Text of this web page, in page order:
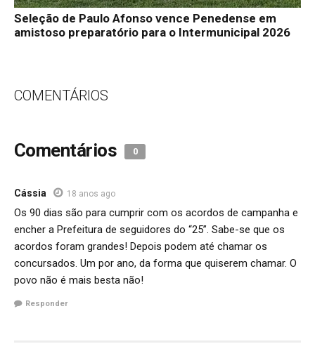
Seleção de Paulo Afonso vence Penedense em
amistoso preparatório para o Intermunicipal 2026
COMENTÁRIOS
Comentários 0
Cássia 18 anos ago
Os 90 dias são para cumprir com os acordos de campanha e
encher a Prefeitura de seguidores do “25”. Sabe-se que os
acordos foram grandes! Depois podem até chamar os
concursados. Um por ano, da forma que quiserem chamar. O
povo não é mais besta não!
Responder